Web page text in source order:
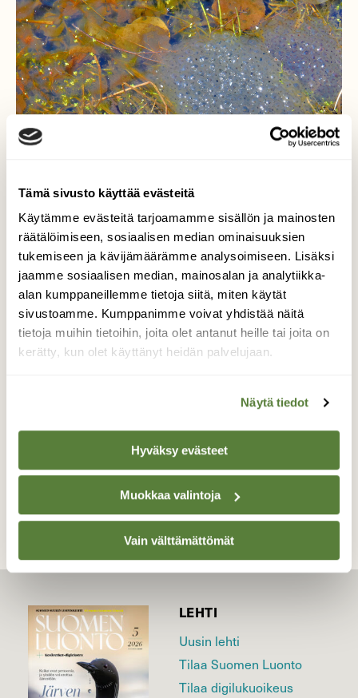
Tämä sivusto käyttää evästeitä
Käytämme evästeitä tarjoamamme sisällön ja mainosten
räätälöimiseen, sosiaalisen median ominaisuuksien
tukemiseen ja kävijämäärämme analysoimiseen. Lisäksi
jaamme sosiaalisen median, mainosalan ja analytiikka-
alan kumppaneillemme tietoja siitä, miten käytät
sivustoamme. Kumppanimme voivat yhdistää näitä
tietoja muihin tietoihin, joita olet antanut heille tai joita on
kerätty, kun olet käyttänyt heidän palvelujaan.
Näytä tiedot
Hyväksy evästeet
Muokkaa valintoja
Vain välttämättömät
Sammakon kutua
Melkein joka kesä on sammakot kuteneet
piha lammikossani.
Valokuvaaja: Reijo Juurinen, Veikkola Huhtikuu
LEHTI
Uusin lehti
Tilaa Suomen Luonto
Tilaa digilukuoikeus